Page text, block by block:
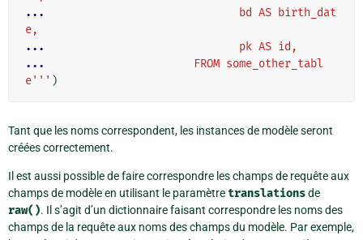
...
                             bd AS birth_dat
e,
...
                             pk AS id,
...
                      FROM some_other_tabl
e''' )
Tant que les noms correspondent, les instances de modèle seront
créées correctement.
Il est aussi possible de faire correspondre les champs de requête aux
champs de modèle en utilisant le paramètretranslationsde
raw(). Il s’agit d’un dictionnaire faisant correspondre les noms des
champs de la requête aux noms des champs du modèle. Par exemple,